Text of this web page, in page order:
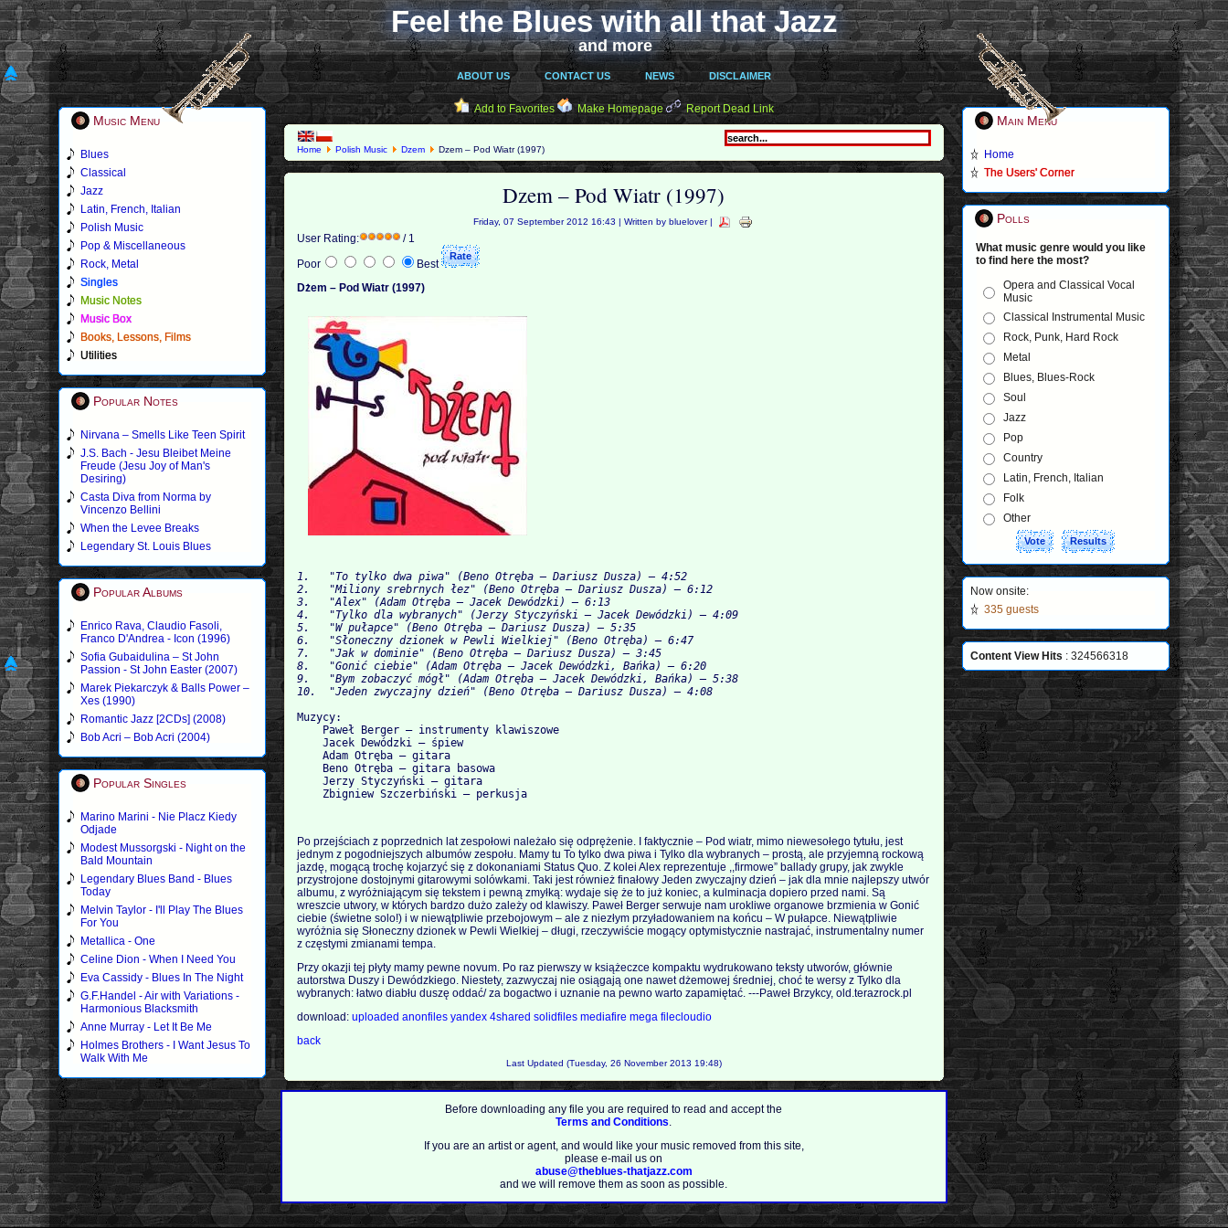
Feel the Blues with all that Jazz
and more
ABOUT US CONTACT US NEWS DISCLAIMER
Music Menu
Blues
Classical
Jazz
Latin, French, Italian
Polish Music
Pop & Miscellaneous
Rock, Metal
Singles
Music Notes
Music Box
Books, Lessons, Films
Utilities
Popular Notes
Nirvana – Smells Like Teen Spirit
J.S. Bach - Jesu Bleibet Meine
Freude (Jesu Joy of Man's
Desiring)
Casta Diva from Norma by
Vincenzo Bellini
When the Levee Breaks
Legendary St. Louis Blues
Popular Albums
Enrico Rava, Claudio Fasoli,
Franco D'Andrea - Icon (1996)
Sofia Gubaidulina – St John
Passion - St John Easter (2007)
Marek Piekarczyk & Balls Power –
Xes (1990)
Romantic Jazz [2CDs] (2008)
Bob Acri – Bob Acri (2004)
Popular Singles
Marino Marini - Nie Placz Kiedy
Odjade
Modest Mussorgski - Night on the
Bald Mountain
Legendary Blues Band - Blues
Today
Melvin Taylor - I'll Play The Blues
For You
Metallica - One
Celine Dion - When I Need You
Eva Cassidy - Blues In The Night
G.F.Handel - Air with Variations -
Harmonious Blacksmith
Anne Murray - Let It Be Me
Holmes Brothers - I Want Jesus To
Walk With Me
Add to Favorites Make Homepage Report Dead Link
Home Polish Music Dzem Dzem – Pod Wiatr (1997)
Dzem – Pod Wiatr (1997)
Friday, 07 September 2012 16:43 | Written by bluelover |
User Rating:
/ 1
Poor
Best
Dżem – Pod Wiatr (1997)
1.   "To tylko dwa piwa" (Beno Otręba – Dariusz Dusza) – 4:52
2.   "Miliony srebrnych łez" (Beno Otręba – Dariusz Dusza) – 6:12
3.   "Alex" (Adam Otręba – Jacek Dewódzki) – 6:13
4.   "Tylko dla wybranych" (Jerzy Styczyński – Jacek Dewódzki) – 4:09
5.   "W pułapce" (Beno Otręba – Dariusz Dusza) – 5:35
6.   "Słoneczny dzionek w Pewli Wielkiej" (Beno Otręba) – 6:47
7.   "Jak w dominie" (Beno Otręba – Dariusz Dusza) – 3:45
8.   "Gonić ciebie" (Adam Otręba – Jacek Dewódzki, Bańka) – 6:20
9.   "Bym zobaczyć mógł" (Adam Otręba – Jacek Dewódzki, Bańka) – 5:38
Muzycy:
    Paweł Berger – instrumenty klawiszowe
    Jacek Dewódzki – śpiew
    Adam Otręba – gitara
    Beno Otręba – gitara basowa
    Jerzy Styczyński – gitara
Po przejściach z poprzednich lat zespołowi należało się odprężenie. I faktycznie – Pod wiatr, mimo niewesołego tytułu, jest
jednym z pogodniejszych albumów zespołu. Mamy tu To tylko dwa piwa i Tylko dla wybranych – prostą, ale przyjemną rockową
jazdę, mogącą trochę kojarzyć się z dokonaniami Status Quo. Z kolei Alex reprezentuje ,,firmowe” ballady grupy, jak zwykle
przystrojone dostojnymi gitarowymi solówkami. Taki jest również finałowy Jeden zwyczajny dzień – jak dla mnie najlepszy utwór
albumu, z wyróżniającym się tekstem i pewną zmyłką: wydaje się że to już koniec, a kulminacja dopiero przed nami. Są
wreszcie utwory, w których bardzo dużo zależy od klawiszy. Paweł Berger serwuje nam urokliwe organowe brzmienia w Gonić
ciebie (świetne solo!) i w niewątpliwie przebojowym – ale z niezłym przyładowaniem na końcu – W pułapce. Niewątpliwie
wyróżnia się Słoneczny dzionek w Pewli Wielkiej – długi, rzeczywiście mogący optymistycznie nastrajać, instrumentalny numer
z częstymi zmianami tempa.
Przy okazji tej płyty mamy pewne novum. Po raz pierwszy w książeczce kompaktu wydrukowano teksty utworów, głównie
autorstwa Duszy i Dewódzkiego. Niestety, zazwyczaj nie osiągają one nawet dżemowej średniej, choć te wersy z Tylko dla
wybranych: łatwo diabłu duszę oddać/ za bogactwo i uznanie na pewno warto zapamiętać. ---Paweł Brzykcy, old.terazrock.pl
download:uploadedanonfilesyandex4sharedsolidfiles mediafiremegafilecloudio
back
Last Updated (Tuesday, 26 November 2013 19:48)
Before downloading any file you are required to read and accept the
Terms and Conditions.
If you are an artist or agent, and would like your music removed from this site,
please e-mail us on
abuse@theblues-thatjazz.com
and we will remove them as soon as possible.
Main Menu
Home
The Users' Corner
Polls
What music genre would you like
to find here the most?
Opera and Classical Vocal
Music
Classical Instrumental Music
Rock, Punk, Hard Rock
Metal
Blues, Blues-Rock
Soul
Jazz
Pop
Country
Latin, French, Italian
Folk
Other
Now onsite:
335 guests
Content View Hits : 324566318